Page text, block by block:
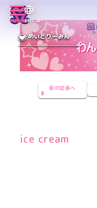
MENUEN／JP
めいどりーみん
前の記事へ
ice cream